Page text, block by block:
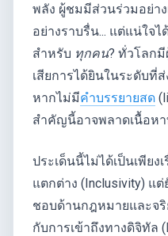
พลัง ผู้ชมมีส่วนร่วมอย่า
อย่างราบรื่น... แต่แน่ใจ
สำหรับ ทุกคน? ทั่วโลก
เสียการได้ยินในระดับที่
หากไม่มีคำบรรยายสด
สำคัญนี้อาจพลาดเนื้อหา
ประเด็นนี้ไม่ได้เป็นเพียง
แตกต่าง (Inclusivity) แ
ชอบด้านกฎหมายและจริ
กับการเข้าถึงทางดิจิทัล